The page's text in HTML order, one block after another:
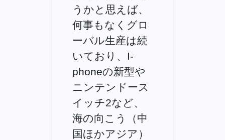
うかと思えば、
何事もなくグロ
ーバル生産は続
いており、I-
phoneの新型や
ニンテンドース
イッチ2など、
海の向こう（中
国ほかアジア）